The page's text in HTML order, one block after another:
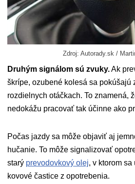
Zdroj: Autorady.sk /
Druhým signálom sú zvuky.Ak
škrípe, ozubené kolesá sa pokúšajú
rozdielnych otáčkach. To znamená,
nedokážu pracovať tak účinne ako
Počas jazdy sa môže objaviť aj
hučanie. To môže signalizovať
starý prevodovkový olej, v ktorom
kovové častice z opotrebenia.